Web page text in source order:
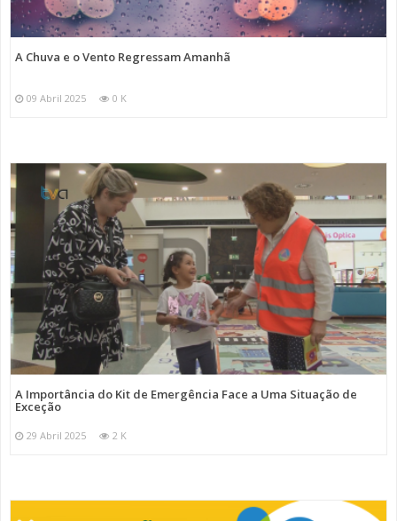
A Chuva e o Vento Regressam Amanhã
09 Abril 2025 0 K
A Importância do Kit de Emergência Face a Uma Situação de
Exceção
29 Abril 2025 2 K